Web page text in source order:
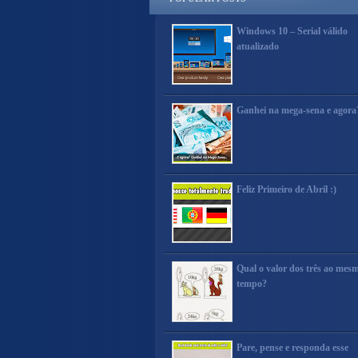
Windows 10 – Serial válido
atualizado
Ganhei na mega-sena e
Feliz Primeiro de Abril :)
Qual o valor dos três ao
tempo?
Pare, pense e responda esse